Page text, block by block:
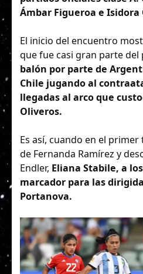
Ámbar Figueroa e Isidora
El inicio del encuentro
que fue casi gran parte del
balón por parte de
Chile jugando al
llegadas al arco que
Oliveros.
Es así, cuando en el
de Fernanda Ramírez y
Endler, Eliana Stabile, a
marcador para las
Portanova.